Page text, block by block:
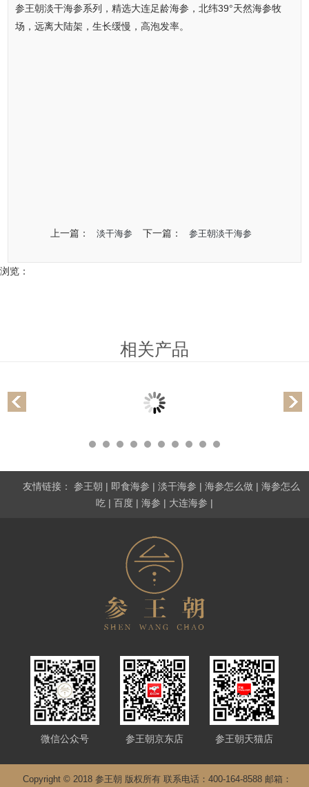
参王朝淡干海参系列，精选大连足龄海参，北纬39°天然海参牧
场，远离大陆架，生长缓慢，高泡发率。
上一篇： 淡干海参 下一篇： 参王朝淡干海参
浏览：
相关产品
参王朝淡干海参 大连海参
友情链接： 参王朝 | 即食海参 | 淡干海参 | 海参怎么做 | 海参怎么
吃 | 百度 | 海参 | 大连海参 |
微信公众号 参王朝京东店 参王朝天猫店
Copyright © 2018 参王朝 版权所有 联系电话：400-164-8588 邮箱：